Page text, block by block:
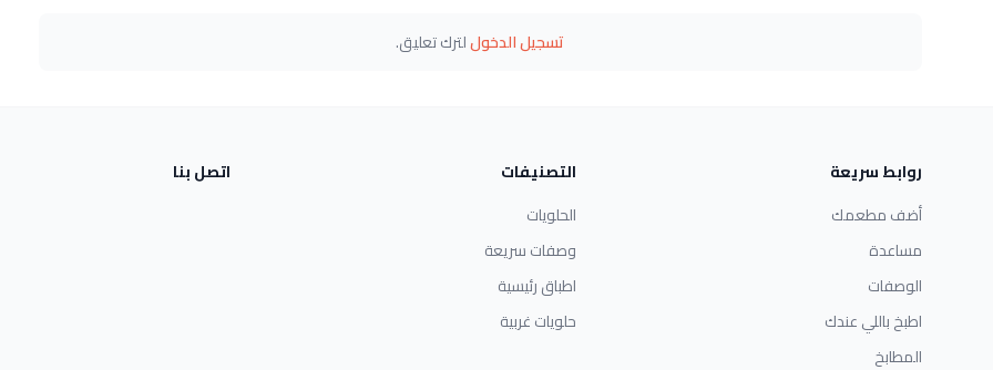
تسجيل الدخوللترك تعليق.
روابط سريعة
أضف مطعمك
مساعدة
الوصفات
اطبخ باللي عندك
المطابخ
التصنيفات
الحلويات
وصفات سريعة
اطباق رئيسية
حلويات غربية
اتصل بنا